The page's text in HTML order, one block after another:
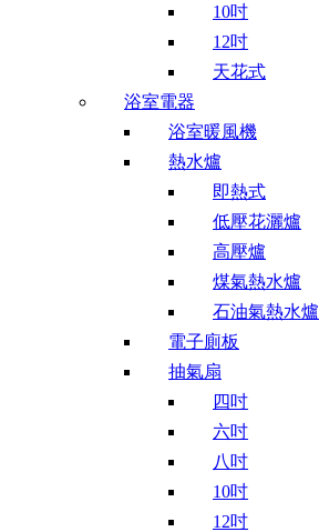
10吋
12吋
天花式
浴室電器
浴室暖風機
熱水爐
即熱式
低壓花灑爐
高壓爐
煤氣熱水爐
石油氣熱水爐
電子廁板
抽氣扇
四吋
六吋
八吋
10吋
12吋